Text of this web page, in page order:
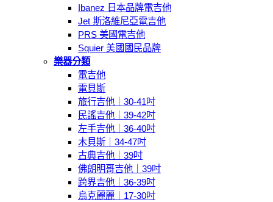
Ibanez 日本品牌電吉他
Jet 斯洛維尼亞電吉他
PRS 美國電吉他
Squier 美國國民品牌
樂器分類
電吉他
電貝斯
旅行吉他｜30-41吋
民謠吉他｜39-42吋
左手吉他｜36-40吋
木貝斯｜34-47吋
古典吉他｜39吋
佛朗明哥吉他｜39吋
跨界吉他｜36-39吋
烏克麗麗｜17-30吋